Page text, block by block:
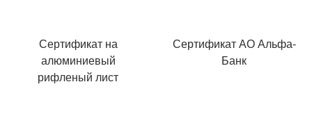
Сертификат на
алюминиевый
рифленый лист
Сертификат АО Альфа-
Банк